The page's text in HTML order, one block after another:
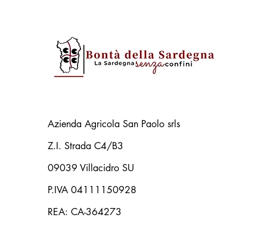
Azienda Agricola San Paolo srls
Z.I. Strada C4/B3
09039 Villacidro SU
P.IVA 04111150928
REA: CA-364273